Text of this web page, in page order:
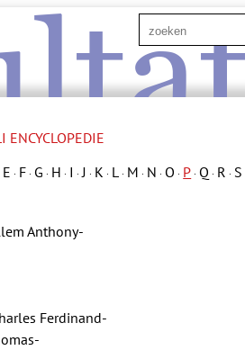
ENCYCLOPEDIE
E · F · G · H · I · J · K · L · M · N ·O · P ·Q · R · S
Anthony-
Ferdinand-